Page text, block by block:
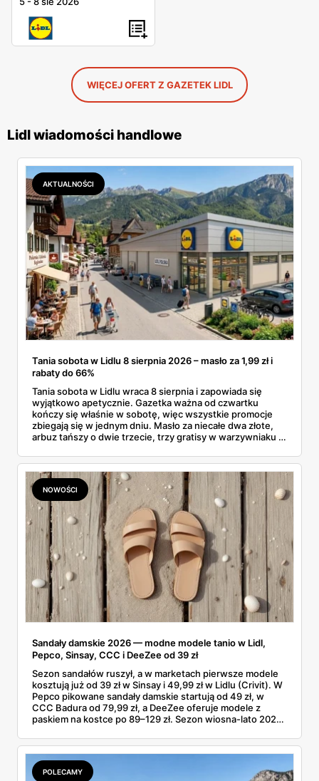
WIĘCEJ OFERT Z GAZETEK LIDL
Lidl wiadomości handlowe
AKTUALNOŚCI
Tania sobota w Lidlu 8 sierpnia 2026 – masło za 1,99 zł i
rabaty do 66%
Tania sobota w Lidlu wraca 8 sierpnia i zapowiada się
wyjątkowo apetycznie. Gazetka ważna od czwartku
kończy się właśnie w sobotę, więc wszystkie promocje
zbiegają się w jednym dniu. Masło za niecałe dwa złote,
arbuz tańszy o dwie trzecie, trzy gratisy w warzywniaku i
całą sobotnią gazetkę Lidla strona po stronie i wybrałam
to, co naprawdę się opłaca.
NOWOŚCI
Sandały damskie 2026 — modne modele tanio w Lidl,
Pepco, Sinsay, CCC i DeeZee od 39 zł
Sezon sandałów ruszył, a w marketach pierwsze modele
kosztują już od 39 zł w Sinsay i 49,99 zł w Lidlu (Crivit). W
Pepco pikowane sandały damskie startują od 49 zł, w
CCC Badura od 79,99 zł, a DeeZee oferuje modele z
paskiem na kostce po 89–129 zł. Sezon wiosna-lato 2026
pasteli — od pudrowego różu po butter yellow. Sprawdź,
który model wybrać na Boże Ciało, wesele plenerowe i
wakacje
POLECAMY